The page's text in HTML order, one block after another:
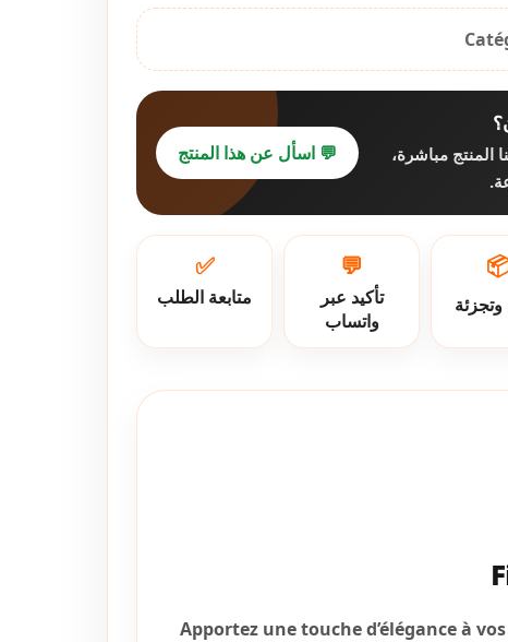
مباشرة،
💬 اسأل عن هذا المنتج
💬
تأكيد عبر
واتساب
✅
متابعة الطلب
Apportez une touche d’élégance à